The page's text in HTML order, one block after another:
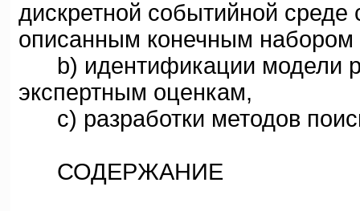
дискретной событийной
описанным конечным набором
b) идентификации модели
экспертным оценкам,
c) разработки методов
СОДЕРЖАНИЕ